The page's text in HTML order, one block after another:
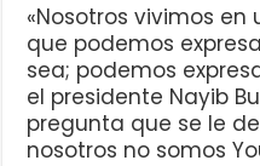
«Nosotros vivimos
que podemos
sea; podemos
el presidente Nayib
pregunta que se le
nosotros no somos